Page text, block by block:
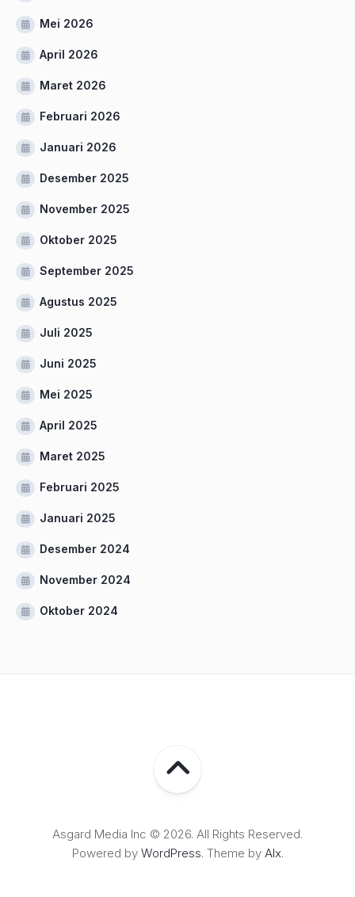
Mei 2026
April 2026
Maret 2026
Februari 2026
Januari 2026
Desember 2025
November 2025
Oktober 2025
September 2025
Agustus 2025
Juli 2025
Juni 2025
Mei 2025
April 2025
Maret 2025
Februari 2025
Januari 2025
Desember 2024
November 2024
Oktober 2024
Asgard Media Inc © 2026. All Rights Reserved.
Powered by WordPress. Theme by Alx.